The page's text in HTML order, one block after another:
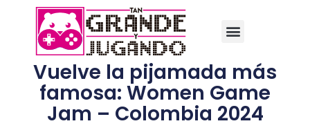
Vuelve la pijamada más
famosa: Women Game
Jam – Colombia 2024